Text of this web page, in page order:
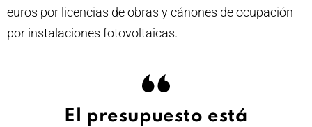
euros por licencias de obras y cánones de ocupación
por instalaciones fotovoltaicas.
El presupuesto está